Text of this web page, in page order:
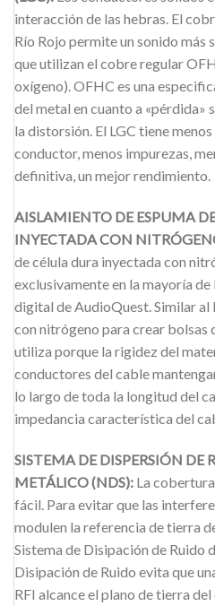
interacción de las hebras. El
Río Rojo permite un sonido más
que utilizan el cobre regular
oxígeno). OFHC es una
del metal en cuanto a «pérdida»
la distorsión. El LGC tiene
conductor, menos impurezas,
definitiva, un mejor rendimiento.
AISLAMIENTO DE ESPUMA
INYECTADA CON
de célula dura inyectada con
exclusivamente en la mayoría
digital de AudioQuest. Similar al
con nitrógeno para crear bolsas
utiliza porque la rigidez del
conductores del cable
lo largo de toda la longitud del
impedancia característica del
SISTEMA DE DISPERSIÓN DE
METÁLICO (NDS): La
fácil. Para evitar que las
modulen la referencia de tierra
Sistema de Disipación de Ruido
Disipación de Ruido evita que
RFI alcance el plano de tierra